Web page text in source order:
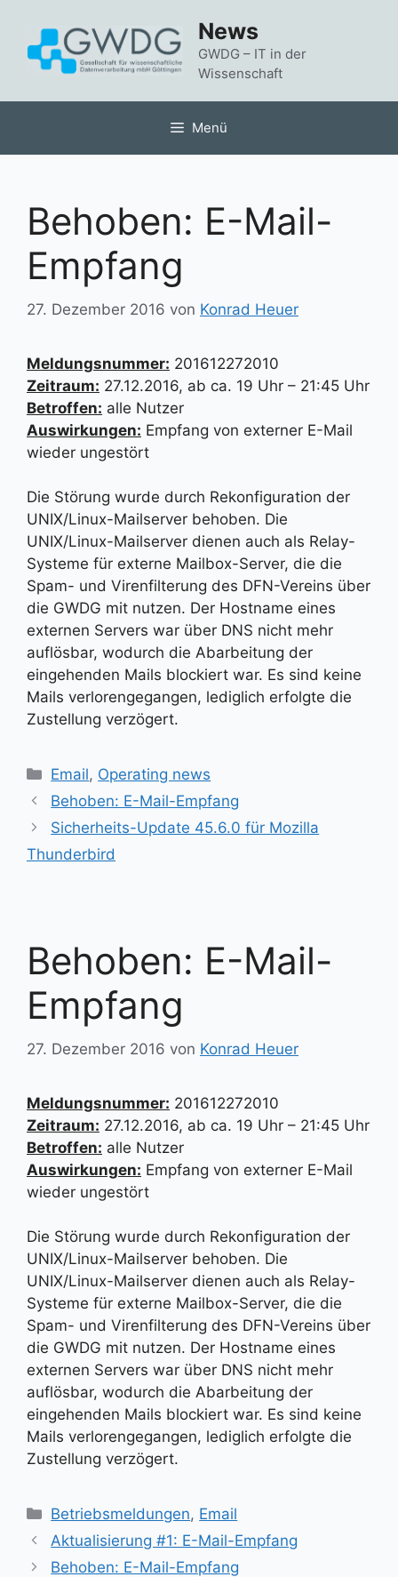
springen
News
GWDG – IT in der
Wissenschaft
Menü
Behoben: E-Mail-
Empfang
27. Dezember 2016 von Konrad Heuer
Meldungsnummer: 201612272010
Zeitraum: 27.12.2016, ab ca. 19 Uhr – 21:45 Uhr
Betroffen: alle Nutzer
Auswirkungen: Empfang von externer E-Mail
wieder ungestört
Die Störung wurde durch Rekonfiguration der
UNIX/Linux-Mailserver behoben. Die
UNIX/Linux-Mailserver dienen auch als Relay-
Systeme für externe Mailbox-Server, die die
Spam- und Virenfilterung des DFN-Vereins über
die GWDG mit nutzen. Der Hostname eines
externen Servers war über DNS nicht mehr
auflösbar, wodurch die Abarbeitung der
eingehenden Mails blockiert war. Es sind keine
Mails verlorengegangen, lediglich erfolgte die
Zustellung verzögert.
Kategorien
Email, Operating news
Behoben: E-Mail-Empfang
Sicherheits-Update 45.6.0 für Mozilla
Thunderbird
Behoben: E-Mail-
Empfang
27. Dezember 2016 von Konrad Heuer
Meldungsnummer: 201612272010
Zeitraum: 27.12.2016, ab ca. 19 Uhr – 21:45 Uhr
Betroffen: alle Nutzer
Auswirkungen: Empfang von externer E-Mail
wieder ungestört
Die Störung wurde durch Rekonfiguration der
UNIX/Linux-Mailserver behoben. Die
UNIX/Linux-Mailserver dienen auch als Relay-
Systeme für externe Mailbox-Server, die die
Spam- und Virenfilterung des DFN-Vereins über
die GWDG mit nutzen. Der Hostname eines
externen Servers war über DNS nicht mehr
auflösbar, wodurch die Abarbeitung der
eingehenden Mails blockiert war. Es sind keine
Mails verlorengegangen, lediglich erfolgte die
Zustellung verzögert.
Kategorien
Betriebsmeldungen, Email
Aktualisierung #1: E-Mail-Empfang
Behoben: E-Mail-Empfang